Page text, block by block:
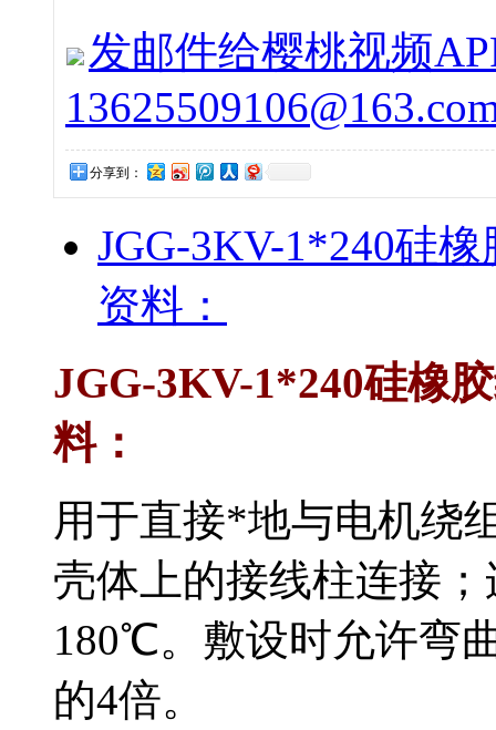
发邮件给樱桃视频APP
分享到：
JGG-3KV-1*240硅
资料：
JGG-3KV-1*240硅橡
料：
用于直接*地与电机绕
壳体上的接线柱连接
180℃。敷设时允许
的4倍。